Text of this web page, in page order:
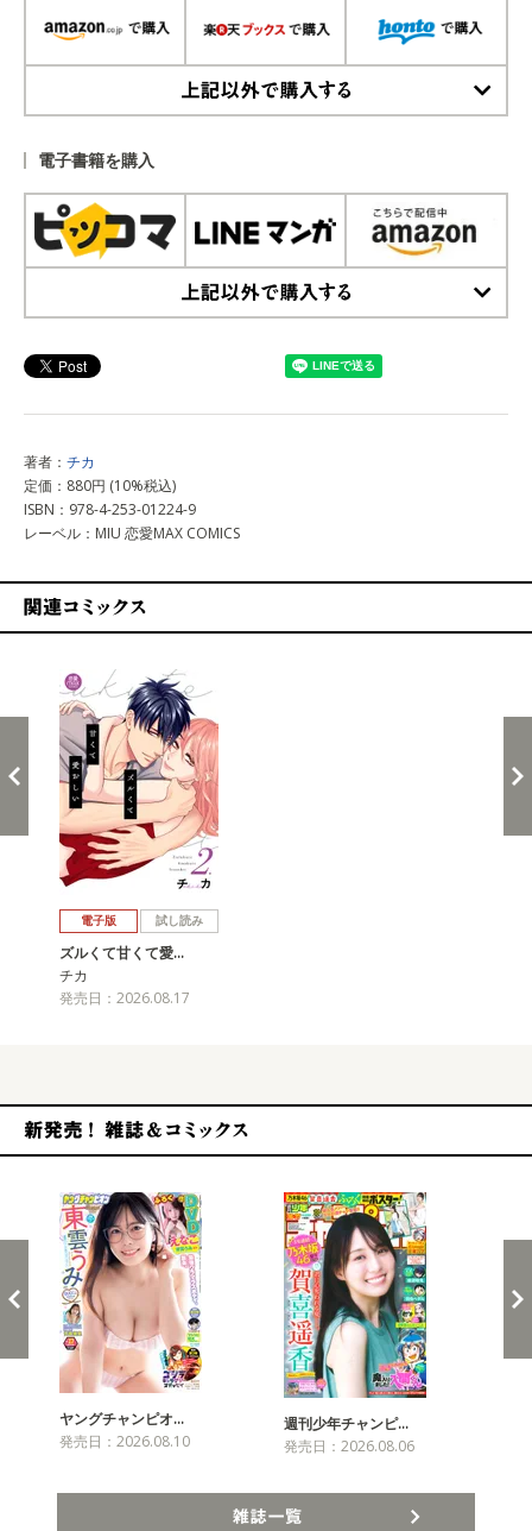
電子書籍を購入
著者： チカ
定価：880円 (10%税込)
ISBN：978-4-253-01224-9
レーベル：MIU 恋愛MAX COMICS
電子版 試し読み
ズルくて甘くて愛…
チカ
発売日：2026.08.17
ヤングチャンピオ…
発売日：2026.08.10
週刊少年チャンピ…
発売日：2026.08.06